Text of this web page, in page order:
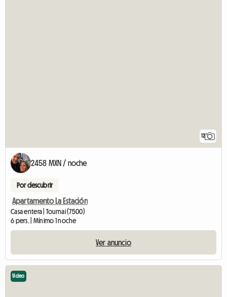
12
2458 MXN / noche
Por descubrir
Apartamento La Estación
Casa entera | Tournai (7500)
6 pers. | Mínimo 1 noche
Ver anuncio
Video